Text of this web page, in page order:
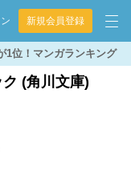
新規会員登録
1位！マンガランキング
(角川文庫)